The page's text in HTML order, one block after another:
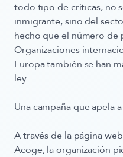
todo tipo de críticas, no
inmigrante, sino del
hecho que el número de
Organizaciones
Europa también se han
ley.
Una campaña que apela
A través de la página
Acoge, la organización